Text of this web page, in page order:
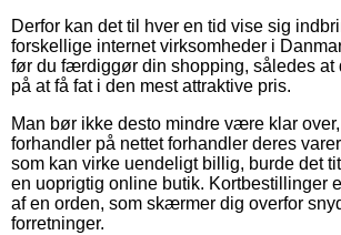
Derfor kan det til hver en tid vise sig
forskellige internet virksomheder i
før du færdiggør din shopping, således at
på at få fat i den mest attraktive pris.
Man bør ikke desto mindre være klar
forhandler på nettet forhandler deres
som kan virke uendeligt billig, burde det
en uoprigtig online butik. Kortbestillinger
af en orden, som skærmer dig overfor
forretninger.